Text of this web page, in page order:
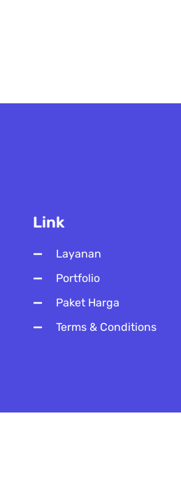
Link
Layanan
Portfolio
Paket Harga
Terms & Conditions